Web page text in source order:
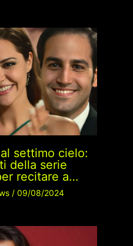
settimo cielo:
della serie
recitare a…
/ 09/08/2024